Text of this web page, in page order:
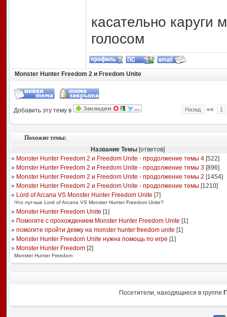
касательно каруги
голосом
Monster Hunter Freedom 2 и Freedom Unite
Добавить эту тему в Назад «« 1
Похожие темы:
Название Темы[ответов]
» Monster Hunter Freedom 2 и Freedom Unite - продолжение темы 4[522]
» Monster Hunter Freedom 2 и Freedom Unite - продолжение темы 3[896]
» Monster Hunter Freedom 2 и Freedom Unite - продолжение темы 2 [1454]
» Monster Hunter Freedom 2 и Freedom Unite - продолжение темы [1210]
» Lord of Arcana VS Monster Hunter Freedom Unite [7]
Что лутчше Lord of Arcana VS Monster Hunter Freedom Unite?
» Monster Hunter Freedom Unite [1]
» Помогите с прохождением Monster Hunter Freedom Unite [1]
» помогите пройти демку на monster hunter:freedom unite [1]
» Monster Hunter Freedom Unite нужна помощь по игре [1]
» Monster Hunter Freedom[2]
Monster Hunter Freedom
Посетители, находящиеся в группе